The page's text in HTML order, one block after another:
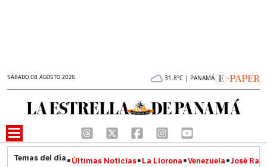
SÁBADO 08 AGOSTO 2026 31.8°C | PANAMÁ
Últimas Noticias La Llorona Venezuela José